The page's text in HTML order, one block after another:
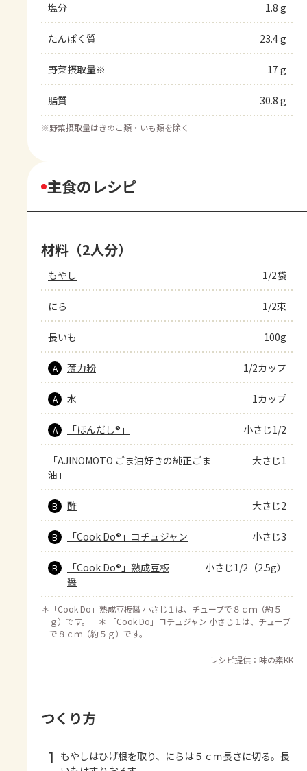
塩分 1.8 g
たんぱく質 23.4 g
野菜摂取量※ 17 g
脂質 30.8 g
※野菜摂取量はきのこ類・いも類を除く
主食のレシピ
材料（2人分）
もやし 1/2袋
にら 1/2束
長いも 100g
A 薄力粉 1/2カップ
A 水 1カップ
A 「ほんだし®」 小さじ1/2
「AJINOMOTO ごま油好きの純正ごま
油」
大さじ1
B 酢 大さじ2
B 「Cook Do®」コチュジャン 小さじ3
B
「Cook Do®」熟成豆板
醤
小さじ1/2（2.5g）
＊ 「Cook Do」熟成豆板醤 小さじ１は、チューブで８ｃｍ（約５
ｇ）です。 ＊ 「Cook Do」コチュジャン 小さじ１は、チューブ
で８ｃｍ（約５ｇ）です。
レシピ提供：味の素KK
つくり方
1 もやしはひげ根を取り、にらは５ｃｍ長さに切る。長